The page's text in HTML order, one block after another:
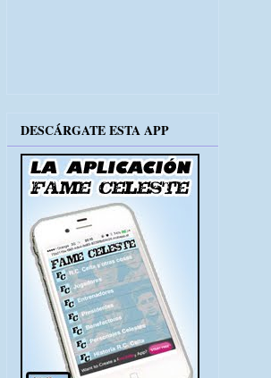
DESCÁRGATE ESTA APP